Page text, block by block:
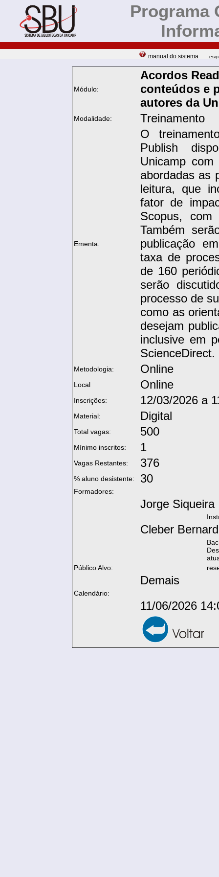
Programa
manual do sistema
Módulo:
Acordos
conteúdos e
autores da
Modalidade: Treinamento
Ementa:
O
Publish
Unicamp
abordadas as
leitura, que
fator de
Scopus, com
Também
publicação
taxa de
de 160
serão
processo de
como as
desejam
inclusive em
ScienceDirect.
Metodologia: Online
Local Online
Inscrições: 12/03/2026 a
Material: Digital
Total vagas: 500
Mínimo inscritos: 1
Vagas Restantes: 376
% aluno desistente: 30
Formadores:
Jorge Siqueira
Cleber
Público Alvo:
Demais
Calendário:
11/06/2026